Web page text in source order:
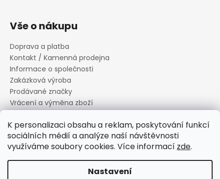
K personalizaci obsahu a reklam, poskytování funkcí
sociálních médií a analýze naší návštěvnosti
využíváme soubory cookies. Více informací zde.
Nastavení
Vše o nákupu
Doprava a platba
Kontakt / Kamenná prodejna
Informace o společnosti
Zakázková výroba
Prodávané značky
Vrácení a výměna zboží
Informace o souborech cookies
Reklamační řád
Obchodní podmínky